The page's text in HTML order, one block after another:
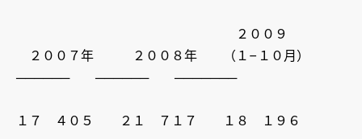
２００９
２００７年 ２００８年 （１–１０月）
────── ────── ───────
１７ ４０５ ２１ ７１７ １８ １９６